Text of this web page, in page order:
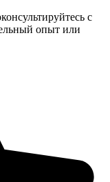
с
опыт или